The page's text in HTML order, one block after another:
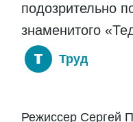
подозрительно
знаменитого
Труд
Режиссер Сергей